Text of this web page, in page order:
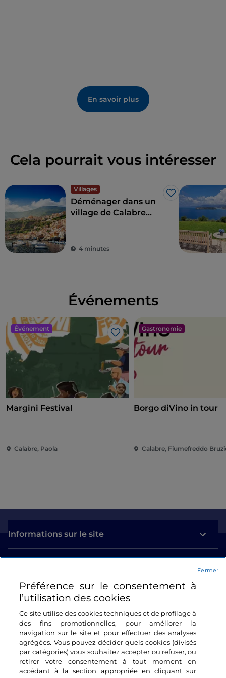
En savoir plus
Cela pourrait vous intéresser
Villages
J’aime
Déménager dans un
village de Calabre
améliorer sa qualité
4 minutes
Événements
Événement
J’aime
Margini Festival
Calabre, Paola
Gastronomie
Borgo diVino in tour
Calabre, Fiumefreddo
Informations sur le site
Se connecter
Suivez-nous
Préférence sur le consentement à
l’utilisation des cookies
Ce site utilise des cookies techniques et de profilage à
des fins promotionnelles, pour améliorer la
navigation sur le site et pour effectuer des analyses
agrégées. Vous pouvez décider quels cookies (divisés
par catégories) vous souhaitez accepter ou refuser, ou
retirer votre consentement à tout moment en
accédant à la section appropriée en cliquant sur
Fermer